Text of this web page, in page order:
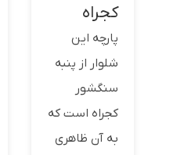
کجراه
پارچه این
شلوار از پنبه
سنگشور
کجراه است که
به آن ظاهری